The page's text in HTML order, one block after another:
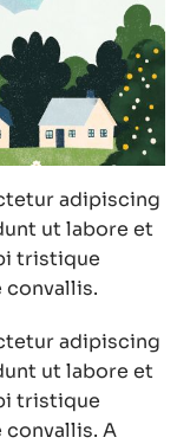
adipiscing
ut labore et
tristique
convallis.
adipiscing
ut labore et
tristique
convallis. A